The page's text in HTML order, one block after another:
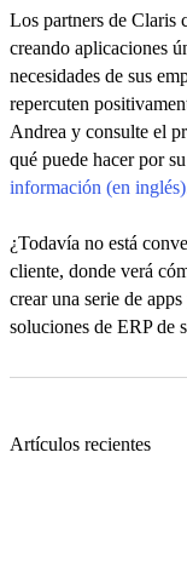
Los partners de Claris
creando aplicaciones
necesidades de sus
repercuten
Andrea y consulte el
qué puede hacer por
información (en inglés)
¿Todavía no está
cliente, donde verá
crear una serie de
soluciones de ERP de
Artículos recientes